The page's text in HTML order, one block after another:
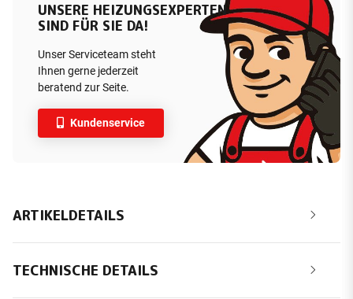
UNSERE HEIZUNGSEXPERTEN
SIND FÜR SIE DA!
Unser Serviceteam steht
Ihnen gerne jederzeit
beratend zur Seite.
Kundenservice
ARTIKELDETAILS
TECHNISCHE DETAILS